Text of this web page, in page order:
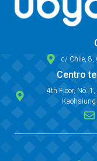
c/ Chile, 8,
Centro
4th Floor, No.